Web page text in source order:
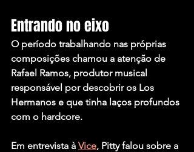
Entrando no eixo
O período trabalhando nas próprias
composições chamou a atenção de
Rafael Ramos, produtor musical
responsável por descobrir os Los
Hermanos e que tinha laços profundos
com o hardcore.
Em entrevista à Vice, Pitty falou sobre a